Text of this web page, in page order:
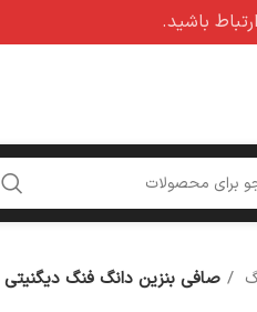
صافی بنزین دانگ فنگ
باشید.